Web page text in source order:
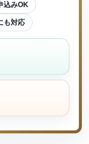
込みOK
も対応